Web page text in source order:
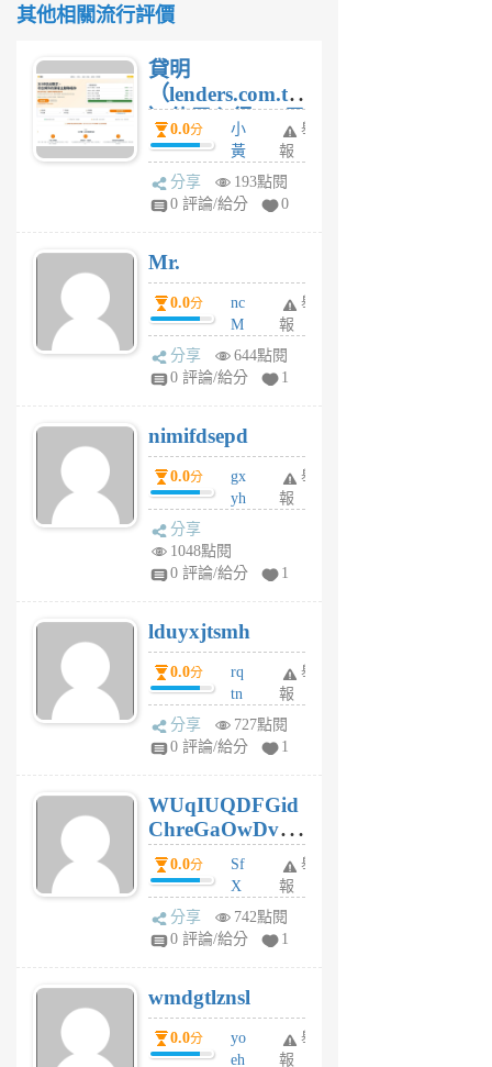
其他相關流行評價
貸明
（lenders.com.tw
）使用心得 — 民
間貸款比較平台
體驗
0.0分
小
黃
蜂
1
舉
報
分享
193點閱
0 評論/給分
0
Mr.
0.0分
nc
M
U
F
U
5
個
月
舉
報
分享
644點閱
0 評論/給分
1
nimifdsepd
0.0分
gx
yh
jl
月
前
舉
報
分享
1048點閱
0 評論/給分
1
lduyxjtsmh
0.0分
rq
tn
jt
gl
個
月
前
舉
報
分享
727點閱
0 評論/給分
1
WUqIUQDFGid
ChreGaOwDv
dY0.0分
Sf
X
Pe
Jc
R
P
m
v
舉
報
分享
742點閱
0 評論/給分
1
wmdgtlznsl
0.0分
yo
eh
舉
報